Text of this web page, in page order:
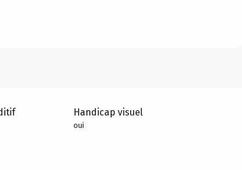
Handicap visuel
oui